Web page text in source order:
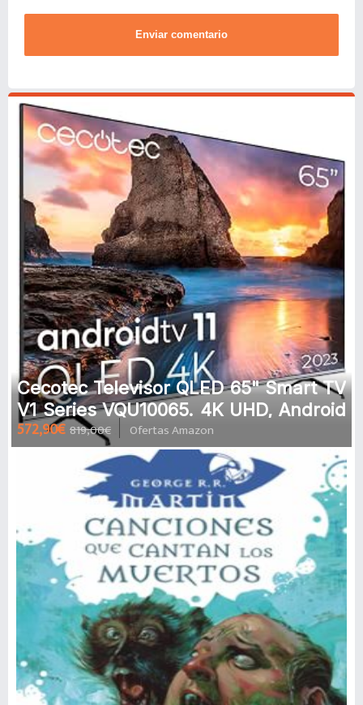
Enviar comentario
Cecotec Televisor QLED 65" Smart TV
V1 Series VQU10065. 4K UHD, Android
11, Diseño Frameless, MEMC,
572,90€ 819,00€ Ofertas Amazon